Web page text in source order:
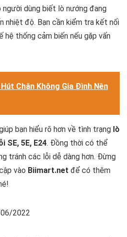
người dùng biết lò nướng đang
nhiệt độ. Bạn cần kiểm tra kết nối
hệ thống cảm biến nếu gặp vấn
Chân Không Gia Đình Nên
bạn hiểu rõ hơn về tình trạng lò
SE, 5E, E24. Đồng thời có thể
tránh các lỗi dễ dàng hơn. Đừng
vào Biimart.net để có thêm
2022